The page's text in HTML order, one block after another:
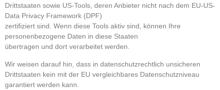
Drittstaaten sowie US-Tools, deren Anbieter nicht nach dem EU-US-
Data Privacy Framework (DPF)
zertifiziert sind. Wenn diese Tools aktiv sind, können Ihre
personenbezogene Daten in diese Staaten
übertragen und dort verarbeitet werden.
Wir weisen darauf hin, dass in datenschutzrechtlich unsicheren
Drittstaaten kein mit der EU vergleichbares Datenschutzniveau
garantiert werden kann.